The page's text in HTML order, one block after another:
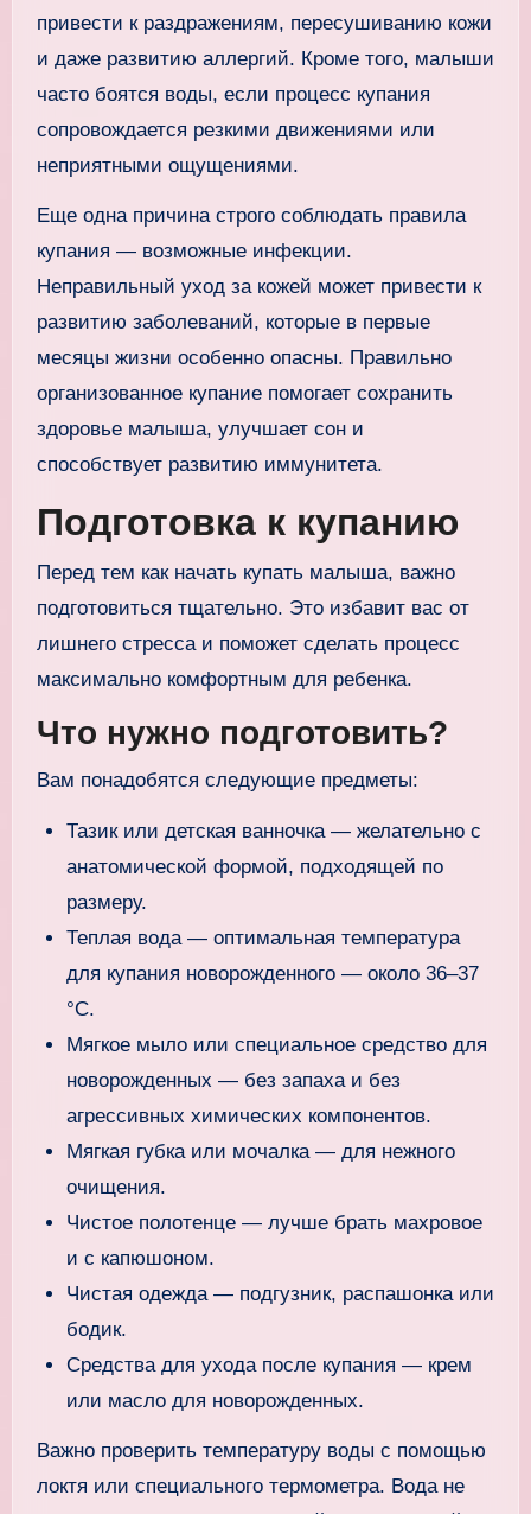
привести к раздражениям, пересушиванию кожи
и даже развитию аллергий. Кроме того, малыши
часто боятся воды, если процесс купания
сопровождается резкими движениями или
неприятными ощущениями.
Еще одна причина строго соблюдать правила
купания — возможные инфекции.
Неправильный уход за кожей может привести к
развитию заболеваний, которые в первые
месяцы жизни особенно опасны. Правильно
организованное купание помогает сохранить
здоровье малыша, улучшает сон и
способствует развитию иммунитета.
Подготовка к купанию
Перед тем как начать купать малыша, важно
подготовиться тщательно. Это избавит вас от
лишнего стресса и поможет сделать процесс
максимально комфортным для ребенка.
Что нужно подготовить?
Вам понадобятся следующие предметы:
Тазик или детская ванночка — желательно с
анатомической формой, подходящей по
размеру.
Теплая вода — оптимальная температура
для купания новорожденного — около 36–37
°C.
Мягкое мыло или специальное средство для
новорожденных — без запаха и без
агрессивных химических компонентов.
Мягкая губка или мочалка — для нежного
очищения.
Чистое полотенце — лучше брать махровое
и с капюшоном.
Чистая одежда — подгузник, распашонка или
бодик.
Средства для ухода после купания — крем
или масло для новорожденных.
Важно проверить температуру воды с помощью
локтя или специального термометра. Вода не